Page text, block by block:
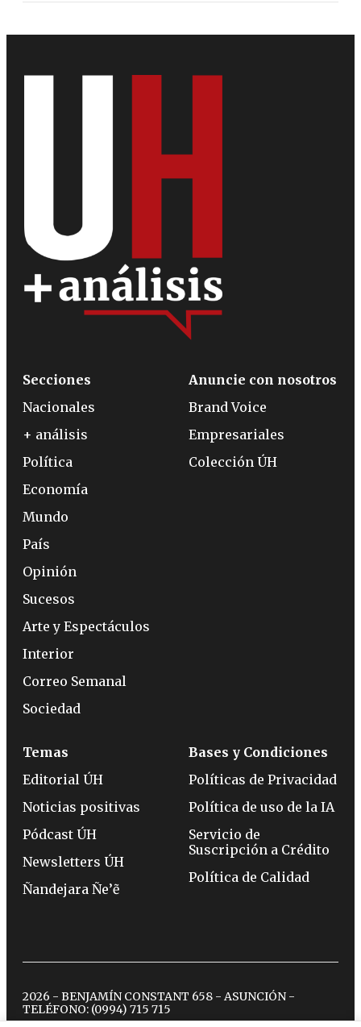
Secciones
Nacionales
+ análisis
Política
Economía
Mundo
País
Opinión
Sucesos
Arte y Espectáculos
Interior
Correo Semanal
Sociedad
Anuncie con nosotros
Brand Voice
Empresariales
Colección ÚH
Temas
Editorial ÚH
Noticias positivas
Pódcast ÚH
Newsletters ÚH
Ñandejara Ñe’ẽ
Bases y Condiciones
Políticas de Privacidad
Política de uso de la IA
Servicio de
Suscripción a Crédito
Política de Calidad
2026 - BENJAMÍN CONSTANT 658 - ASUNCIÓN -
TELÉFONO: (0994) 715 715